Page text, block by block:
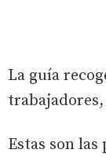
La guía
Estas son